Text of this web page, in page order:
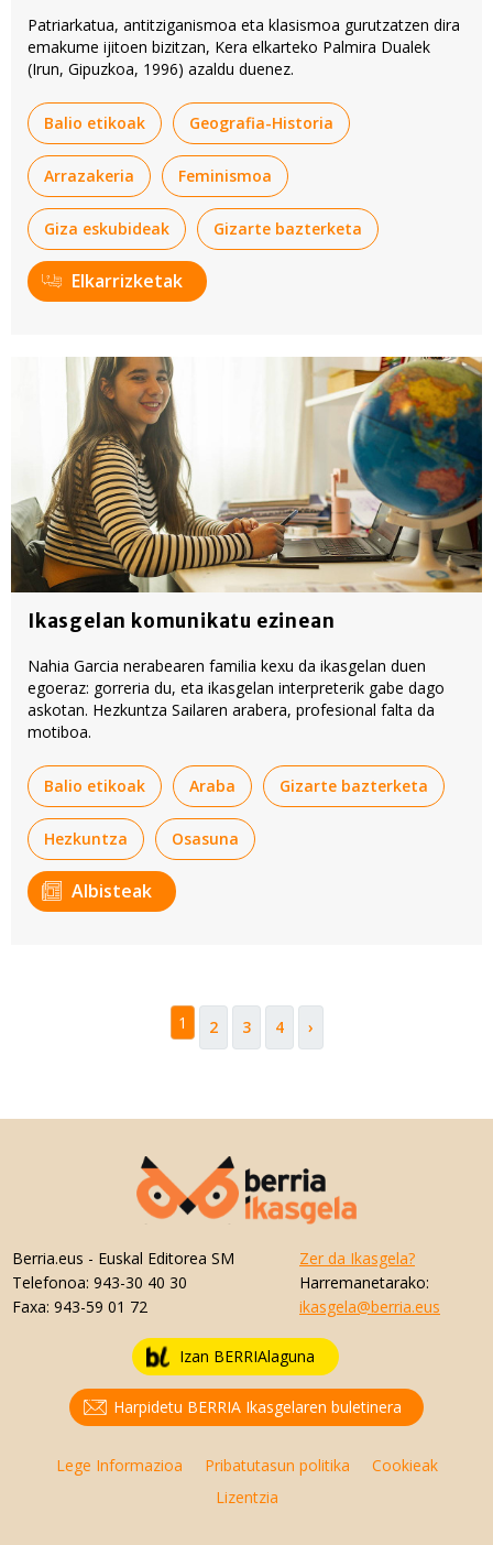
Patriarkatua, antitziganismoa eta klasismoa gurutzatzen dira
emakume ijitoen bizitzan, Kera elkarteko Palmira Dualek
(Irun, Gipuzkoa, 1996) azaldu duenez.
Balio etikoak Geografia-Historia
Arrazakeria Feminismoa
Giza eskubideak Gizarte bazterketa
Elkarrizketak
Ikasgelan komunikatu ezinean
Nahia Garcia nerabearen familia kexu da ikasgelan duen
egoeraz: gorreria du, eta ikasgelan interpreterik gabe dago
askotan. Hezkuntza Sailaren arabera, profesional falta da
motiboa.
Balio etikoak Araba Gizarte bazterketa
Hezkuntza Osasuna
Albisteak
1 2 3 4 ›
Berria.eus - Euskal Editorea SM
Telefonoa: 943-30 40 30
Faxa: 943-59 01 72
Zer da Ikasgela?
Harremanetarako:
ikasgela@berria.eus
Izan BERRIAlaguna
Harpidetu BERRIA Ikasgelaren buletinera
Lege Informazioa Pribatutasun politika
Cookieak
Lizentzia